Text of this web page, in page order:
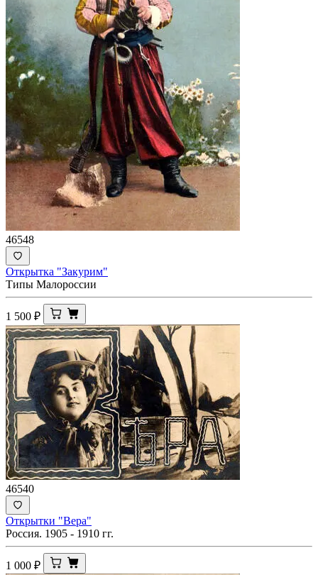
46548
Открытка "Закурим"
Типы Малороссии
1 500 ₽
46540
Открытки "Вера"
Россия. 1905 - 1910 гг.
1 000 ₽